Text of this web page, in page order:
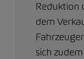
Reduktion
dem
sich